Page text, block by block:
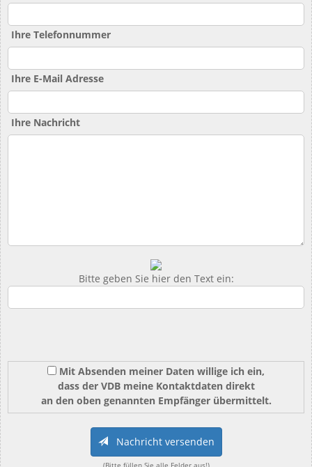
Ihre Telefonnummer
Ihre E-Mail Adresse
Ihre Nachricht
Bitte geben Sie hier den Text ein:
Mit Absenden meiner Daten willige ich ein,
dass der VDB meine Kontaktdaten direkt
an den oben genannten Empfänger übermittelt.
Nachricht versenden
(Bitte füllen Sie alle Felder aus!)